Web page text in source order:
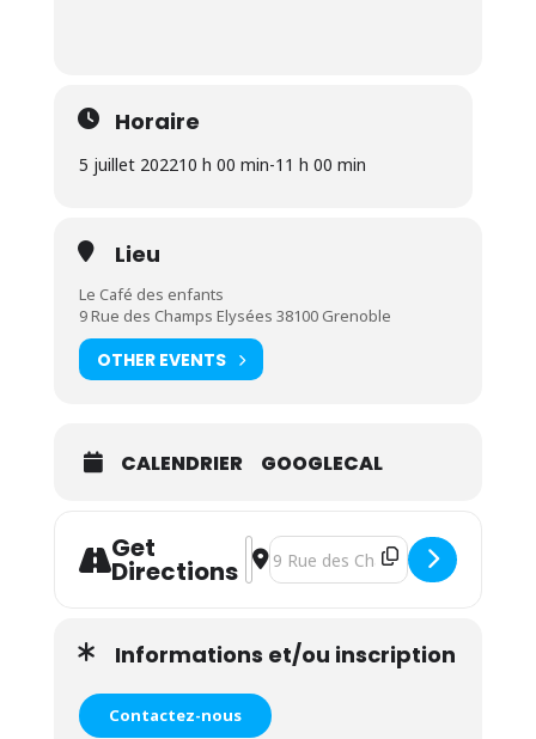
Horaire
5 juillet 202210 h 00 min-11 h 00 min
Lieu
Le Café des enfants
9 Rue des Champs Elysées 38100 Grenoble
OTHER EVENTS
CALENDRIER GOOGLECAL
Get
Directions
Address - Atelier Signe le
Destination Address - Atelier
Informations et/ou inscription
Contactez-nous